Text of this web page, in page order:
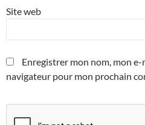
Site web
Enregistrer mon nom, mon
navigateur pour mon prochain